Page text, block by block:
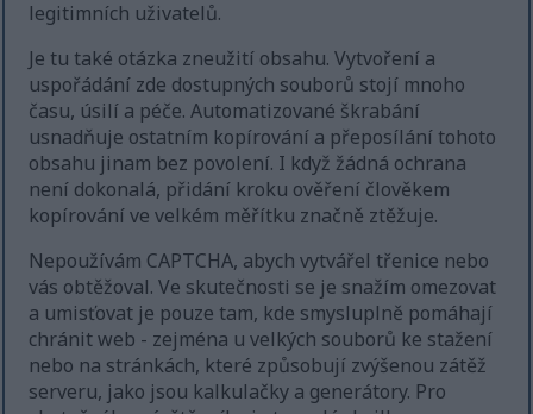
legitimních uživatelů.
Je tu také otázka zneužití obsahu. Vytvoření a
uspořádání zde dostupných souborů stojí mnoho
času, úsilí a péče. Automatizované škrabání
usnadňuje ostatním kopírování a přeposílání tohoto
obsahu jinam bez povolení. I když žádná ochrana
není dokonalá, přidání kroku ověření člověkem
kopírování ve velkém měřítku značně ztěžuje.
Nepoužívám CAPTCHA, abych vytvářel třenice nebo
vás obtěžoval. Ve skutečnosti se je snažím omezovat
a umisťovat je pouze tam, kde smysluplně pomáhají
chránit web - zejména u velkých souborů ke stažení
nebo na stránkách, které způsobují zvýšenou zátěž
serveru, jako jsou kalkulačky a generátory. Pro